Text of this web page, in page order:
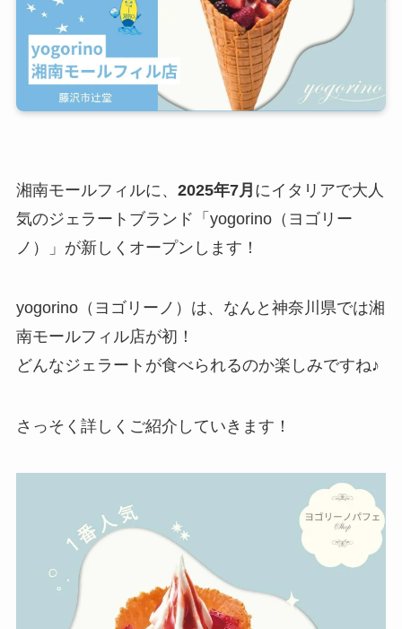
湘南モールフィルに、 2025年7月 にイタリアで大人
気のジェラートブランド「yogorino（ヨゴリー
ノ）」が新しくオープンします！
yogorino（ヨゴリーノ）は、なんと神奈川県では湘
南モールフィル店が初！
どんなジェラートが食べられるのか楽しみですね♪
さっそく詳しくご紹介していきます！